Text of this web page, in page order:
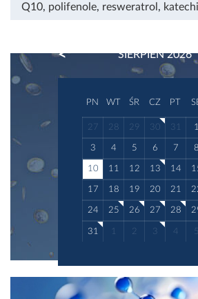
Q10, polifenole, resweratrol,
SIERPIEŃ 2026
PREVIOUS
PN WT ŚR CZ PT
27 28 29 30 31 1
3 4 5 6 7 8
10 11 12 13 14
17 18 19 20 21
24 25 26 27 28
31 1 2 3 4 5